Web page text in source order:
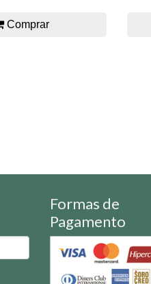
Comprar
Formas de
Pagamento